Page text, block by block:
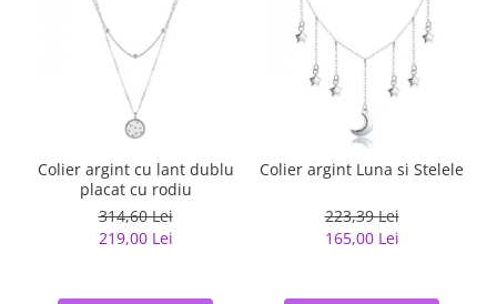
Colier argint cu lant dublu
placat cu rodiu
314,60 Lei
219,00 Lei
Colier argint Luna si Stelele
223,39 Lei
165,00 Lei